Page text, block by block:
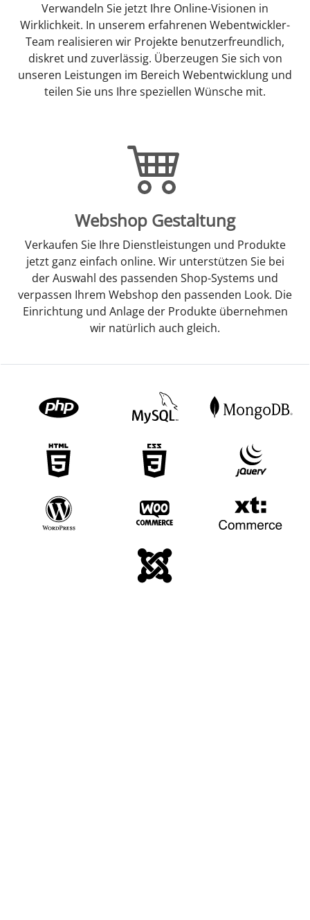
Verwandeln Sie jetzt Ihre Online-Visionen in
Wirklichkeit. In unserem erfahrenen Webentwickler-
Team realisieren wir Projekte benutzerfreundlich,
diskret und zuverlässig. Überzeugen Sie sich von
unseren Leistungen im Bereich Webentwicklung und
teilen Sie uns Ihre speziellen Wünsche mit.
Webshop Gestaltung
Verkaufen Sie Ihre Dienstleistungen und Produkte
jetzt ganz einfach online. Wir unterstützen Sie bei
der Auswahl des passenden Shop-Systems und
verpassen Ihrem Webshop den passenden Look. Die
Einrichtung und Anlage der Produkte übernehmen
wir natürlich auch gleich.